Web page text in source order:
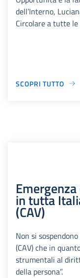
dell’Interno,
Circolare a tutte
SCOPRI TUTTO
in tutta
(CAV)
Non si
(CAV) che in
strumentali al
della persona”.